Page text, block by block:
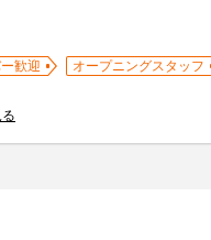
歓迎
オープニングスタッフ